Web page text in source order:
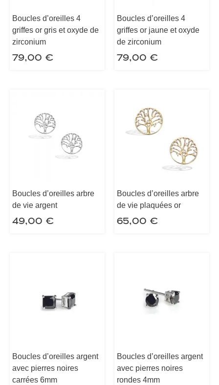
Boucles d’oreilles 4
griffes or gris et oxyde de
zirconium
79,00 €
Boucles d’oreilles 4
griffes or jaune et oxyde
de zirconium
79,00 €
Boucles d’oreilles arbre
de vie argent
49,00 €
Boucles d’oreilles arbre
de vie plaquées or
65,00 €
Boucles d’oreilles argent
avec pierres noires
carrées 6mm
Boucles d’oreilles argent
avec pierres noires
rondes 4mm